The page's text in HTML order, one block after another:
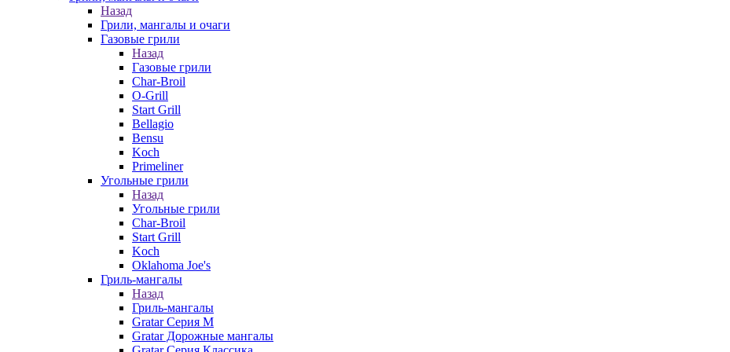
Назад
Грили, мангалы и очаги
Газовые грили
Назад
Газовые грили
Char-Broil
O-Grill
Start Grill
Bellagio
Bensu
Koch
Primeliner
Угольные грили
Назад
Угольные грили
Char-Broil
Start Grill
Koch
Oklahoma Joe's
Гриль-мангалы
Назад
Гриль-мангалы
Gratar Серия M
Gratar Дорожные мангалы